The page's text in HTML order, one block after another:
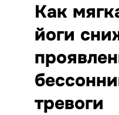
Как
йоги
тревоги